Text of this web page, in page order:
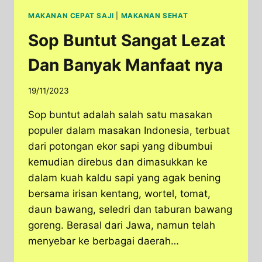
MAKANAN CEPAT SAJI MAKANAN SEHAT
Sop Buntut Sangat Lezat
Dan Banyak Manfaat nya
19/11/2023
Sop buntut adalah salah satu masakan
populer dalam masakan Indonesia, terbuat
dari potongan ekor sapi yang dibumbui
kemudian direbus dan dimasukkan ke
dalam kuah kaldu sapi yang agak bening
bersama irisan kentang, wortel, tomat,
daun bawang, seledri dan taburan bawang
goreng. Berasal dari Jawa, namun telah
menyebar ke berbagai daerah…